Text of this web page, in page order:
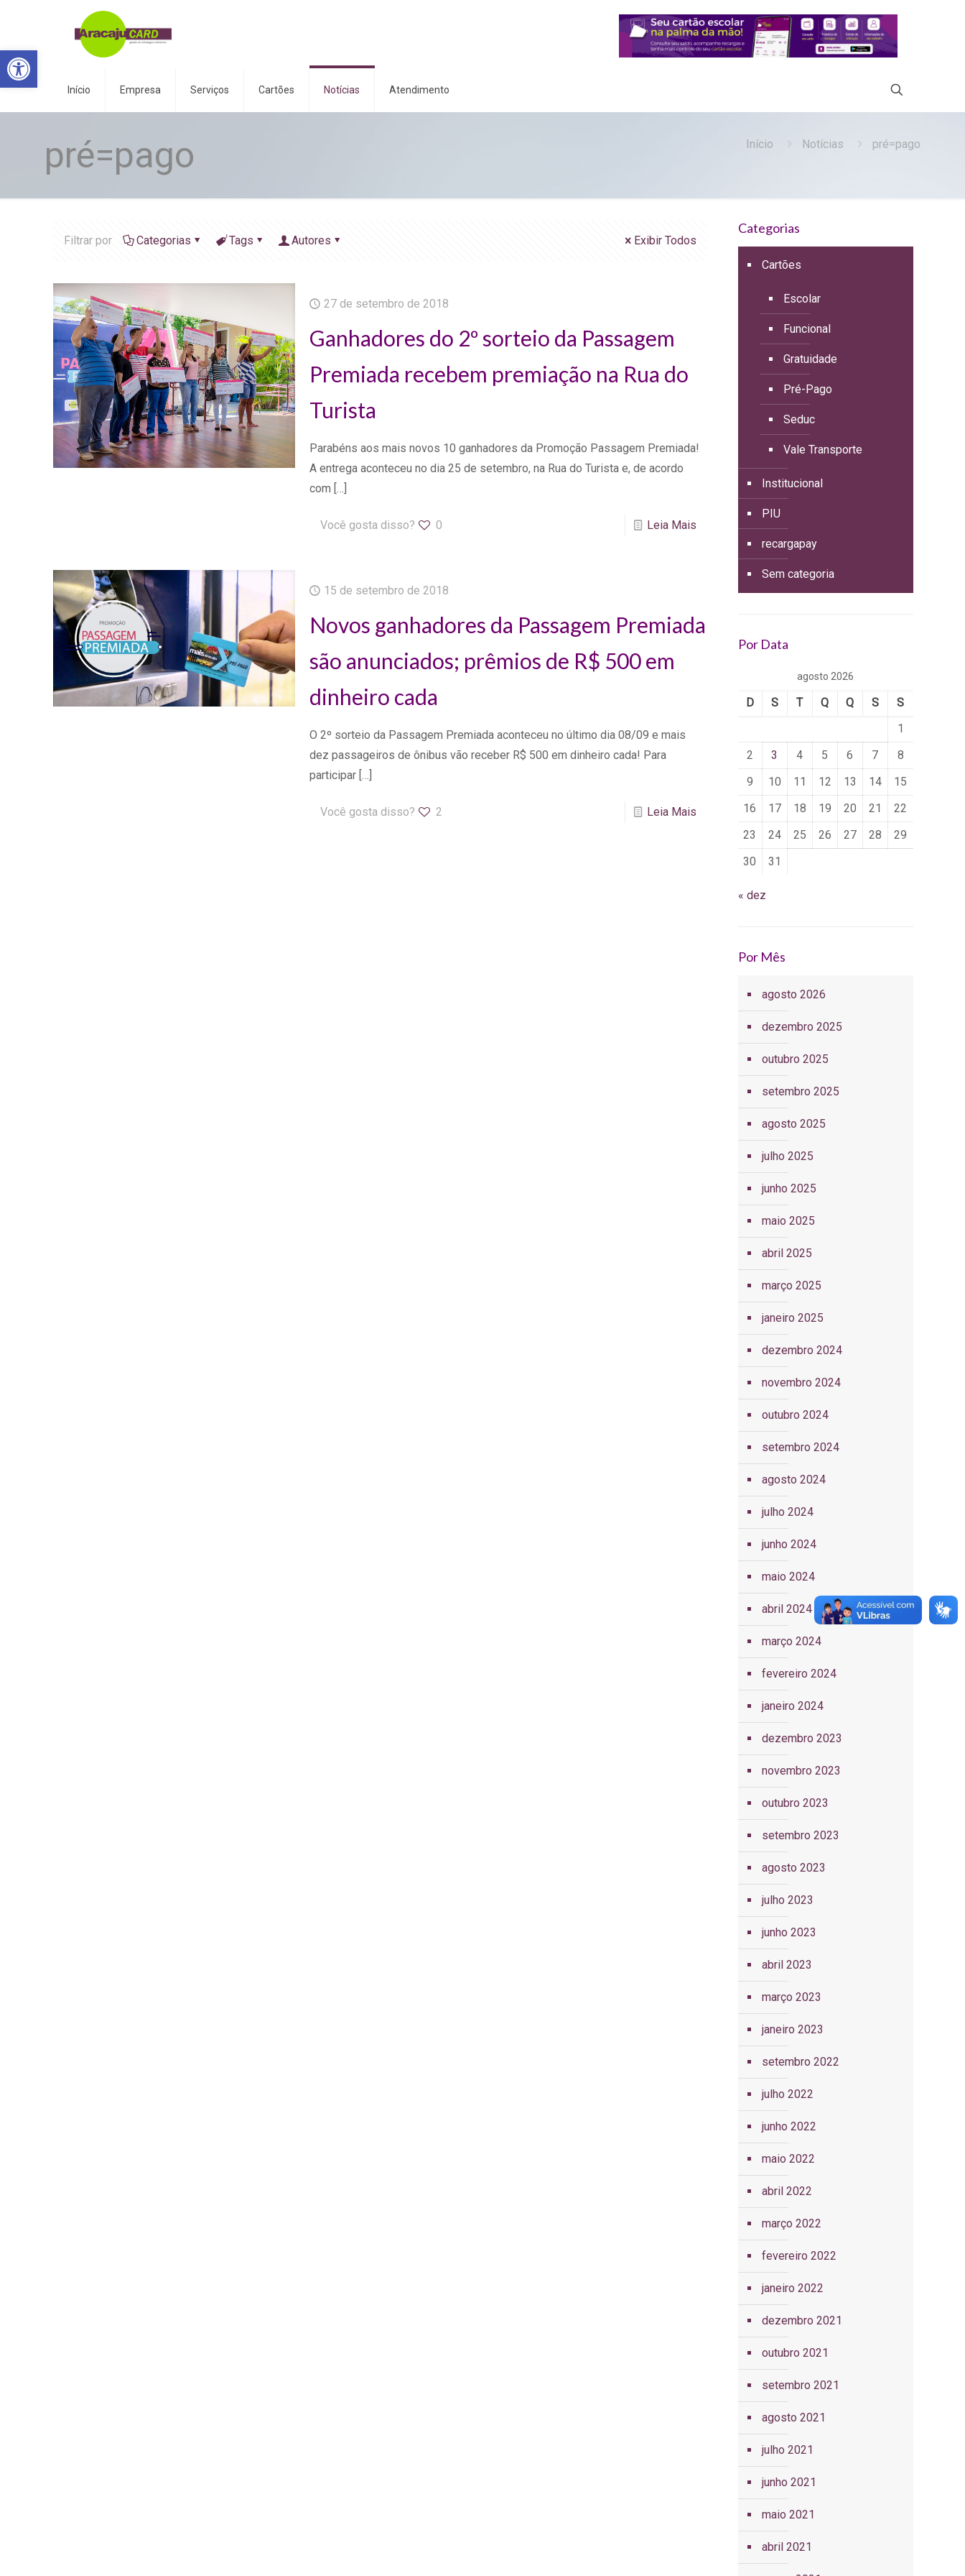
Abrir a barra de ferramentas
Início Empresa Serviços Cartões Notícias Atendimento
pré=pago Início Notícias pré=pago
Filtrar por Categorias Tags Autores Exibir Todos
27 de setembro de 2018
Ganhadores do 2º sorteio da Passagem
Premiada recebem premiação na Rua do
Turista
Parabéns aos mais novos 10 ganhadores da Promoção Passagem Premiada!
A entrega aconteceu no dia 25 de setembro, na Rua do Turista e, de acordo
com […]
Você gosta disso? 0 Leia Mais
15 de setembro de 2018
Novos ganhadores da Passagem Premiada
são anunciados; prêmios de R$ 500 em
dinheiro cada
O 2º sorteio da Passagem Premiada aconteceu no último dia 08/09 e mais
dez passageiros de ônibus vão receber R$ 500 em dinheiro cada! Para
participar[…]
Você gosta disso? 2 Leia Mais
Categorias
Cartões
Escolar
Funcional
Gratuidade
Pré-Pago
Seduc
Vale Transporte
Institucional
PIU
recargapay
Sem categoria
Por Data
agosto 2026
D S T Q Q S
S
1
2
3 4 5 6 7
8
9
10 11 12 13 14
15
16
17 18 19 20 21
22
23
24 25 26 27 28
29
30
31
« dez
Por Mês
agosto 2026
dezembro 2025
outubro 2025
setembro 2025
agosto 2025
julho 2025
junho 2025
maio 2025
abril 2025
março 2025
janeiro 2025
dezembro 2024
novembro 2024
outubro 2024
setembro 2024
agosto 2024
julho 2024
junho 2024
maio 2024
abril 2024
março 2024
fevereiro 2024
janeiro 2024
dezembro 2023
novembro 2023
outubro 2023
setembro 2023
agosto 2023
julho 2023
junho 2023
abril 2023
março 2023
janeiro 2023
setembro 2022
julho 2022
junho 2022
maio 2022
abril 2022
março 2022
fevereiro 2022
janeiro 2022
dezembro 2021
outubro 2021
setembro 2021
agosto 2021
julho 2021
junho 2021
maio 2021
abril 2021